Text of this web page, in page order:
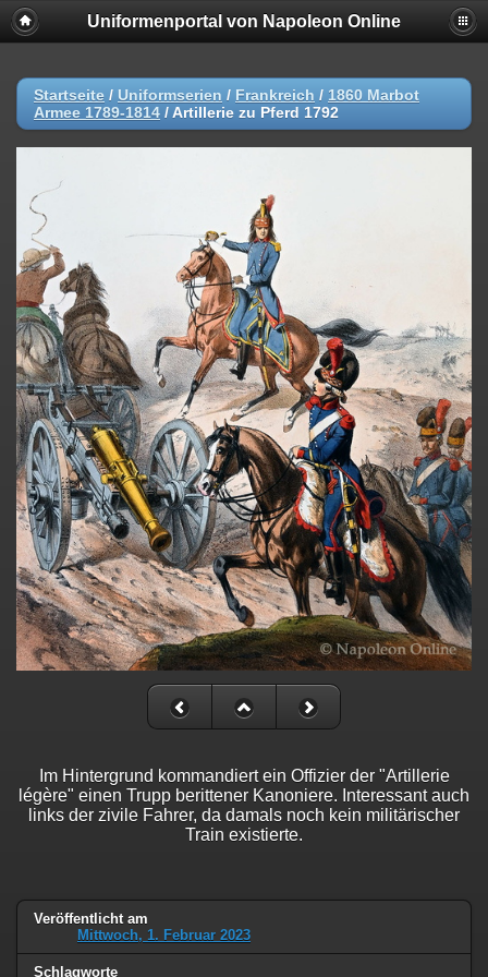
Uniformenportal von Napoleon Online
Startseite / Uniformserien / Frankreich / 1860 Marbot
Armee 1789-1814 / Artillerie zu Pferd 1792
Im Hintergrund kommandiert ein Offizier der "Artillerie
légère" einen Trupp berittener Kanoniere. Interessant auch
links der zivile Fahrer, da damals noch kein militärischer
Train existierte.
Veröffentlicht am
Mittwoch, 1. Februar 2023
Schlagworte